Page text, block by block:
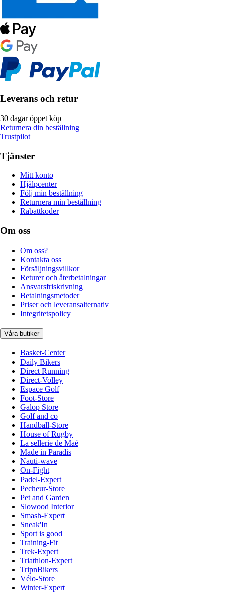
Leverans och retur
30 dagar öppet köp
Returnera din beställning
Trustpilot
Tjänster
Mitt konto
Hjälpcenter
Följ min beställning
Returnera min beställning
Rabattkoder
Om oss
Om oss?
Kontakta oss
Försäljningsvillkor
Returer och återbetalningar
Ansvarsfriskrivning
Betalningsmetoder
Priser och leveransalternativ
Integritetspolicy
Våra butiker
Basket-Center
Daily Bikers
Direct Running
Direct-Volley
Espace Golf
Foot-Store
Galop Store
Golf and co
Handball-Store
House of Rugby
La sellerie de Maé
Made in Paradis
Nauti-wave
On-Fight
Padel-Expert
Pecheur-Store
Pet and Garden
Slowood Interior
Smash-Expert
Sneak'In
Sport is good
Training-Fit
Trek-Expert
Triathlon-Expert
TripnBikers
Vélo-Store
Winter-Expert